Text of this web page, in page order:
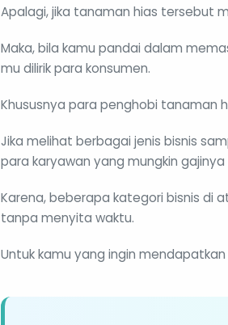
Apalagi, jika tanaman hias tersebut
Maka, bila kamu pandai dalam
mu dilirik para konsumen.
Khususnya para penghobi tanaman
Jika melihat berbagai jenis bisnis
para karyawan yang mungkin
Karena, beberapa kategori bisnis di
tanpa menyita waktu.
Untuk kamu yang ingin